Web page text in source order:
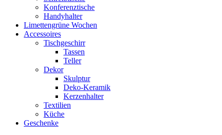
Konferenztische
Handyhalter
Limettengrüne Wochen
Accessoires
Tischgeschirr
Tassen
Teller
Dekor
Skulptur
Deko-Keramik
Kerzenhalter
Textilien
Küche
Geschenke